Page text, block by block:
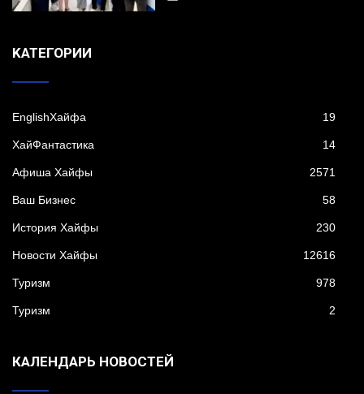
KАТЕГОРИИ
EnglishХайфа 19
XайФантастика 14
Афиша Хайфы 2571
Ваш Бизнес 58
История Хайфы 230
Новости Хайфы 12616
Туризм 978
Туризм 2
КАЛЕНДАРЬ НОВОСТЕЙ